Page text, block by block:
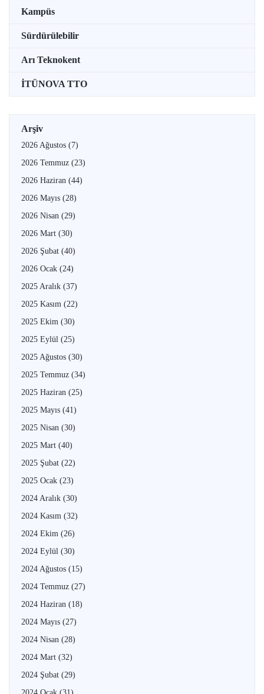
Kampüs
Sürdürülebilir
Arı Teknokent
İTÜNOVA TTO
Arşiv
2026 Ağustos (7)
2026 Temmuz (23)
2026 Haziran (44)
2026 Mayıs (28)
2026 Nisan (29)
2026 Mart (30)
2026 Şubat (40)
2026 Ocak (24)
2025 Aralık (37)
2025 Kasım (22)
2025 Ekim (30)
2025 Eylül (25)
2025 Ağustos (30)
2025 Temmuz (34)
2025 Haziran (25)
2025 Mayıs (41)
2025 Nisan (30)
2025 Mart (40)
2025 Şubat (22)
2025 Ocak (23)
2024 Aralık (30)
2024 Kasım (32)
2024 Ekim (26)
2024 Eylül (30)
2024 Ağustos (15)
2024 Temmuz (27)
2024 Haziran (18)
2024 Mayıs (27)
2024 Nisan (28)
2024 Mart (32)
2024 Şubat (29)